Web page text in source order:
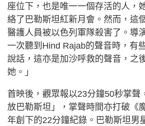
座位下，也是唯一一個存活的人，
絡了巴勒斯坦紅新月會。然而，這
醫護人員被以色列軍隊殺害了。導
一次聽到Hind Rajab的聲音時，有
說話，這亦是加沙呼救的聲音，之
她。」
首映後，觀眾報以23分鐘50秒掌聲
放巴勒斯坦」，掌聲時間亦打破《
年創下的22分鐘紀錄。巴勒斯坦男